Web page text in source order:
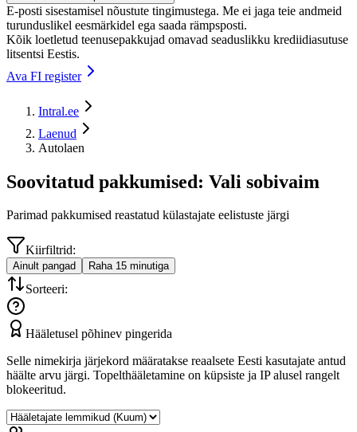
E-posti sisestamisel nõustute tingimustega. Me ei jaga teie andmeid
turunduslikel eesmärkidel ega saada rämpsposti.
Kõik loetletud teenusepakkujad omavad seaduslikku krediidiasutuse
litsentsi Eestis.
Ava FI register
Intral.ee
Laenud
Autolaen
Soovitatud pakkumised: Vali sobivaim
Parimad pakkumised reastatud külastajate eelistuste järgi
Kiirfiltrid:
Ainult pangad Raha 15 minutiga
Sorteeri:
Hääletusel põhinev pingerida
Selle nimekirja järjekord määratakse reaalsete Eesti kasutajate antud
häälte arvu järgi. Topelthääletamine on küpsiste ja IP alusel rangelt
blokeeritud.